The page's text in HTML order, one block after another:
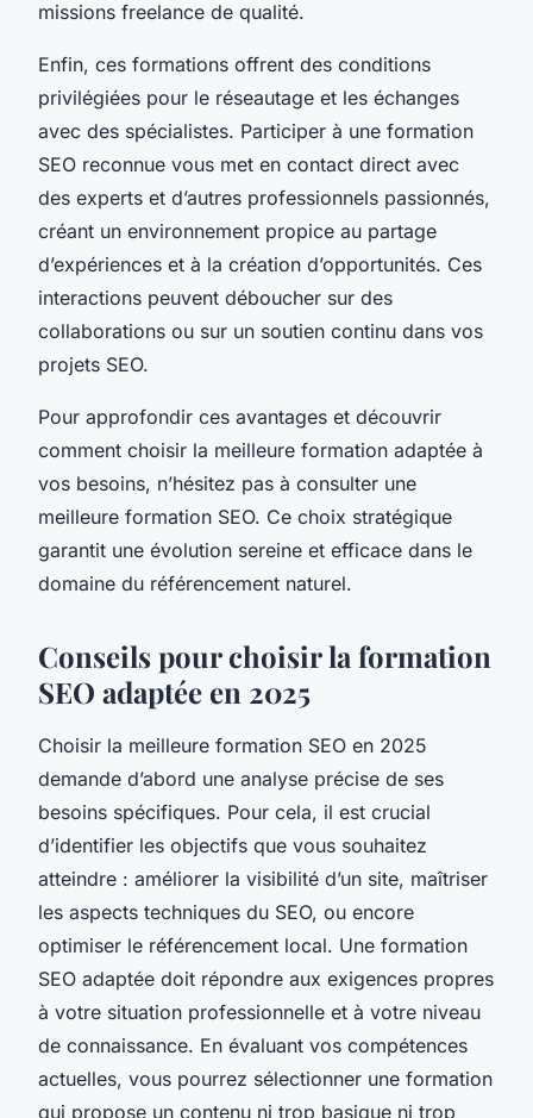
missions freelance de qualité.
Enfin, ces formations offrent des conditions
privilégiées pour le réseautage et les échanges
avec des spécialistes. Participer à une formation
SEO reconnue vous met en contact direct avec
des experts et d’autres professionnels passionnés,
créant un environnement propice au partage
d’expériences et à la création d’opportunités. Ces
interactions peuvent déboucher sur des
collaborations ou sur un soutien continu dans vos
projets SEO.
Pour approfondir ces avantages et découvrir
comment choisir la meilleure formation adaptée à
vos besoins, n’hésitez pas à consulter une
meilleure formation SEO. Ce choix stratégique
garantit une évolution sereine et efficace dans le
domaine du référencement naturel.
Conseils pour choisir la formation
SEO adaptée en 2025
Choisir la meilleure formation SEO en 2025
demande d’abord une analyse précise de ses
besoins spécifiques. Pour cela, il est crucial
d’identifier les objectifs que vous souhaitez
atteindre : améliorer la visibilité d’un site, maîtriser
les aspects techniques du SEO, ou encore
optimiser le référencement local. Une formation
SEO adaptée doit répondre aux exigences propres
à votre situation professionnelle et à votre niveau
de connaissance. En évaluant vos compétences
actuelles, vous pourrez sélectionner une formation
qui propose un contenu ni trop basique ni trop